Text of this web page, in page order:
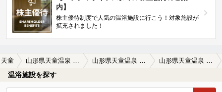
内】
株主優待制度で人気の温浴施設に行こう！対象施設が
拡充されました！
天童
温浴施設を探す